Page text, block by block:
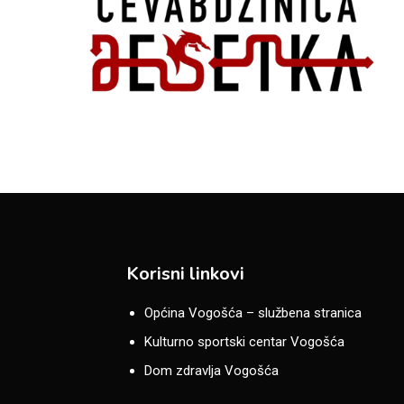
Korisni linkovi
Općina Vogošća – službena stranica
Kulturno sportski centar Vogošća
Dom zdravlja Vogošća